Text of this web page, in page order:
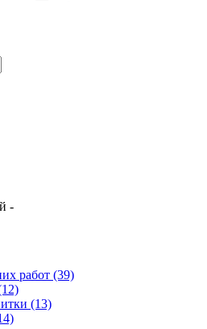
-
работ (39)
(13)